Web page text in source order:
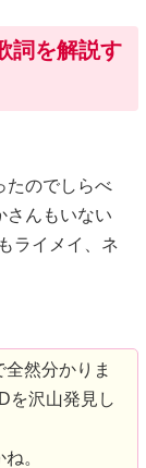
詞を解説す
たのでしらべ
さんもいない
ライメイ、ネ
然分かりま
を沢山発見し
。